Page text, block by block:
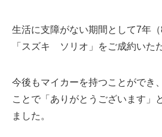
生活に支障がない期間として7年（
「スズキ ソリオ」をご成約いた
今後もマイカーを持つことができ
ことで「ありがとうございます」
ました。